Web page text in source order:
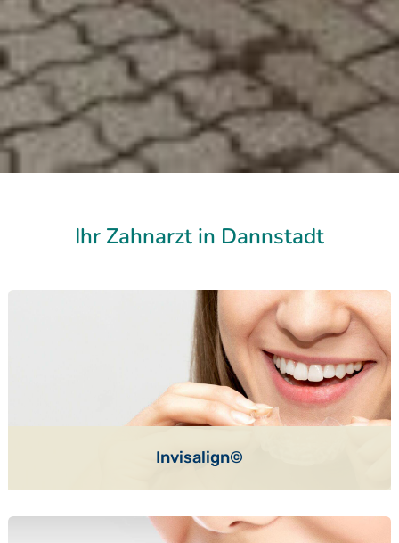
Ihr Zahnarzt in Dannstadt
Invisalign©